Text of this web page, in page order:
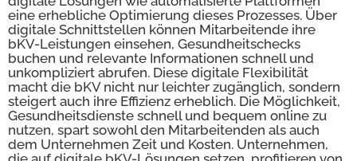
eine erhebliche Optimierung dieses Prozesses. Über
digitale Schnittstellen können Mitarbeitende ihre
bKV-Leistungen einsehen, Gesundheitschecks
buchen und relevante Informationen schnell und
unkompliziert abrufen. Diese digitale Flexibilität
macht die bKV nicht nur leichter zugänglich, sondern
steigert auch ihre Effizienz erheblich. Die Möglichkeit,
Gesundheitsdienste schnell und bequem online zu
nutzen, spart sowohl den Mitarbeitenden als auch
dem Unternehmen Zeit und Kosten. Unternehmen,